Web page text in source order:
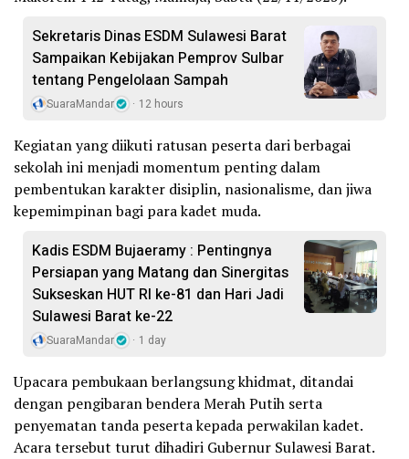
Sekretaris Dinas ESDM Sulawesi Barat
Sampaikan Kebijakan Pemprov Sulbar
tentang Pengelolaan Sampah
SuaraMandar 12 hours
Kegiatan yang diikuti ratusan peserta dari berbagai
sekolah ini menjadi momentum penting dalam
pembentukan karakter disiplin, nasionalisme, dan jiwa
kepemimpinan bagi para kadet muda.
Kadis ESDM Bujaeramy : Pentingnya
Persiapan yang Matang dan Sinergitas
Sukseskan HUT RI ke-81 dan Hari Jadi
Sulawesi Barat ke-22
SuaraMandar 1 day
Upacara pembukaan berlangsung khidmat, ditandai
dengan pengibaran bendera Merah Putih serta
penyematan tanda peserta kepada perwakilan kadet.
Acara tersebut turut dihadiri Gubernur Sulawesi Barat.